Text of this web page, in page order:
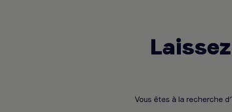
Vous êtes à la recherche